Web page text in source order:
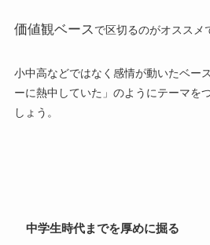
価値観ベース で区切るのがオススメ
小中高などではなく感情が動いたベー
ーに熱中していた 」のようにテーマを
しょう。
中学生時代までを厚めに掘る